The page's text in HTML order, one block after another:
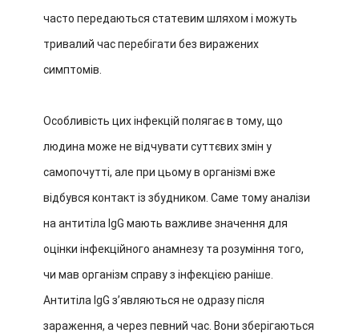
часто передаються статевим шляхом і можуть
тривалий час перебігати без виражених
симптомів.
Особливість цих інфекцій полягає в тому, що
людина може не відчувати суттєвих змін у
самопочутті, але при цьому в організмі вже
відбувся контакт із збудником. Саме тому аналізи
на антитіла IgG мають важливе значення для
оцінки інфекційного анамнезу та розуміння того,
чи мав організм справу з інфекцією раніше.
Антитіла IgG зʼявляються не одразу після
зараження, а через певний час. Вони зберігаються